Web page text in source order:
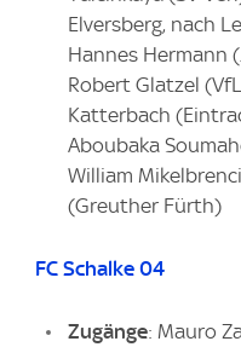
Elversberg, nach
Hannes Hermann
Robert Glatzel
Katterbach
Aboubaka
William
(Greuther Fürth)
FC Schalke 04
Zugänge: Mauro